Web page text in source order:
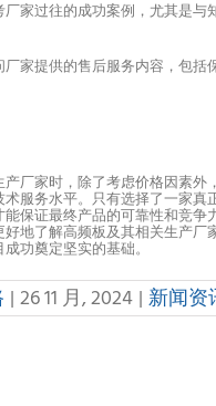
厂家过往的成功案例，尤其是与
厂家提供的售后服务内容，包括
产厂家时，除了考虑价格因素外
服务水平。只有选择了一家真
能保证最终产品的可靠性和竞争
好地了解高频板及其相关生产厂
功奠定坚实的基础。
| 26 11 月, 2024 | 新闻资